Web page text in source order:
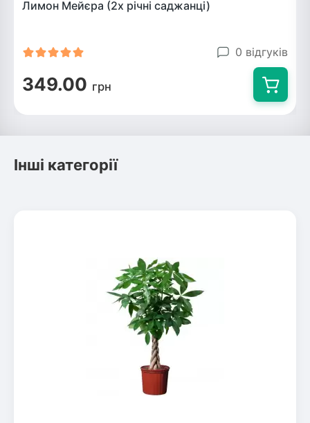
Лимон Мейєра (2х річні саджанці)
0 відгуків
349.00 грн
Інші категорії